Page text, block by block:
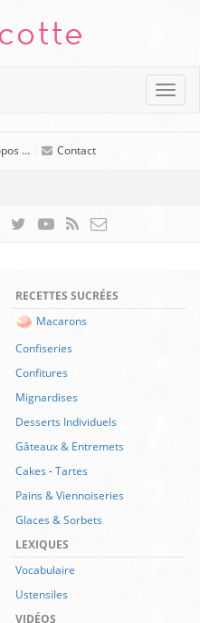
... Contact
RECETTES SUCRÉES
Macarons
Confiseries
Confitures
Mignardises
Desserts Individuels
Gâteaux & Entremets
Cakes-Tartes
Pains & Viennoiseries
Glaces & Sorbets
LEXIQUES
Vocabulaire
Ustensiles
VIDÉOS